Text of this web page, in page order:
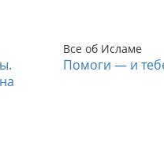
Все об Исламе
Помоги — и